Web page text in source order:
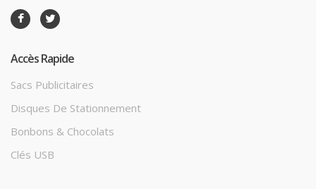
Accès Rapide
Sacs Publicitaires
Disques De Stationnement
Bonbons & Chocolats
Clés USB